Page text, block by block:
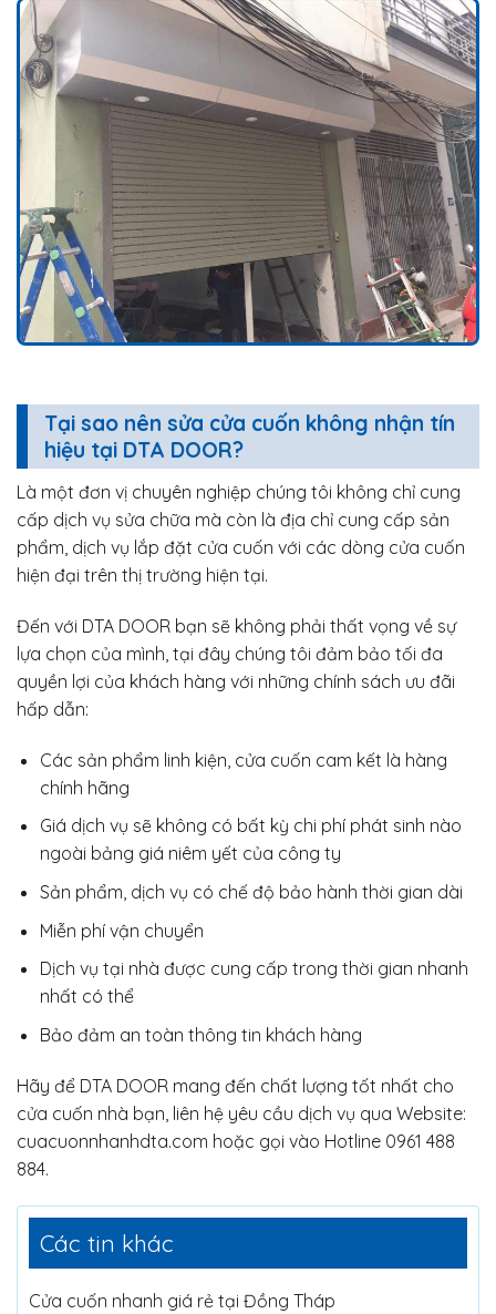
Tại sao nên sửa cửa cuốn không nhận tín
hiệu tại DTA DOOR?
Là một đơn vị chuyên nghiệp chúng tôi không chỉ cung
cấp dịch vụ sửa chữa mà còn là địa chỉ cung cấp sản
phẩm, dịch vụ lắp đặt cửa cuốn với các dòng cửa cuốn
hiện đại trên thị trường hiện tại.
Đến với DTA DOOR bạn sẽ không phải thất vọng về sự
lựa chọn của mình, tại đây chúng tôi đảm bảo tối đa
quyền lợi của khách hàng với những chính sách ưu đãi
hấp dẫn:
Các sản phẩm linh kiện, cửa cuốn cam kết là hàng
chính hãng
Giá dịch vụ sẽ không có bất kỳ chi phí phát sinh nào
ngoài bảng giá niêm yết của công ty
Sản phẩm, dịch vụ có chế độ bảo hành thời gian dài
Miễn phí vận chuyển
Dịch vụ tại nhà được cung cấp trong thời gian nhanh
nhất có thể
Bảo đảm an toàn thông tin khách hàng
Hãy để DTA DOOR mang đến chất lượng tốt nhất cho
cửa cuốn nhà bạn, liên hệ yêu cầu dịch vụ qua Website:
cuacuonnhanhdta.com hoặc gọi vào Hotline 0961 488
884.
Các tin khác
Cửa cuốn nhanh giá rẻ tại Đồng Tháp